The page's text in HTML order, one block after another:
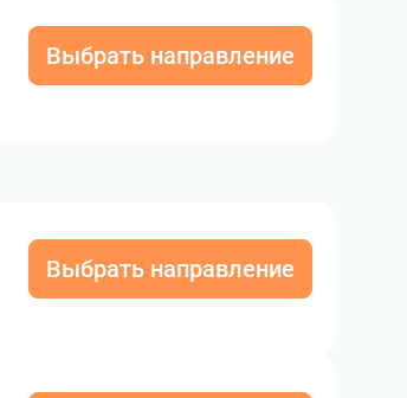
Выбрать направление
Выбрать направление